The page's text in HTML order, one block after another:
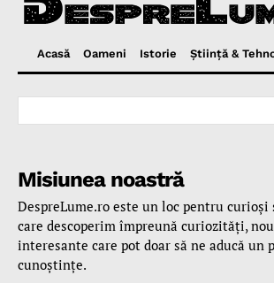
Acasă Oameni Istorie Ştiinţă &
Misiunea noastră
DespreLume.ro este un loc pentru
care descoperim împreună curiozităţi,
interesante care pot doar să ne aducă un
cunoştinţe.